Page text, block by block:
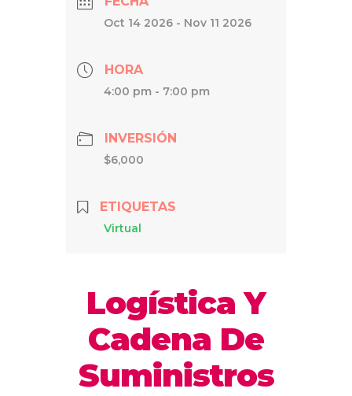
Oct 14 2026 - Nov 11 2026
HORA
4:00 pm - 7:00 pm
INVERSIÓN
$6,000
ETIQUETAS
Virtual
Logística Y
Cadena De
Suministros